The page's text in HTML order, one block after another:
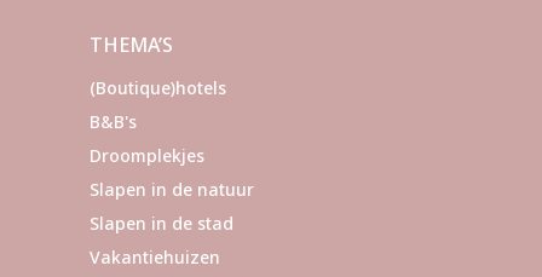
THEMA’S
(Boutique)hotels
B&B's
Droomplekjes
Slapen in de natuur
Slapen in de stad
Vakantiehuizen